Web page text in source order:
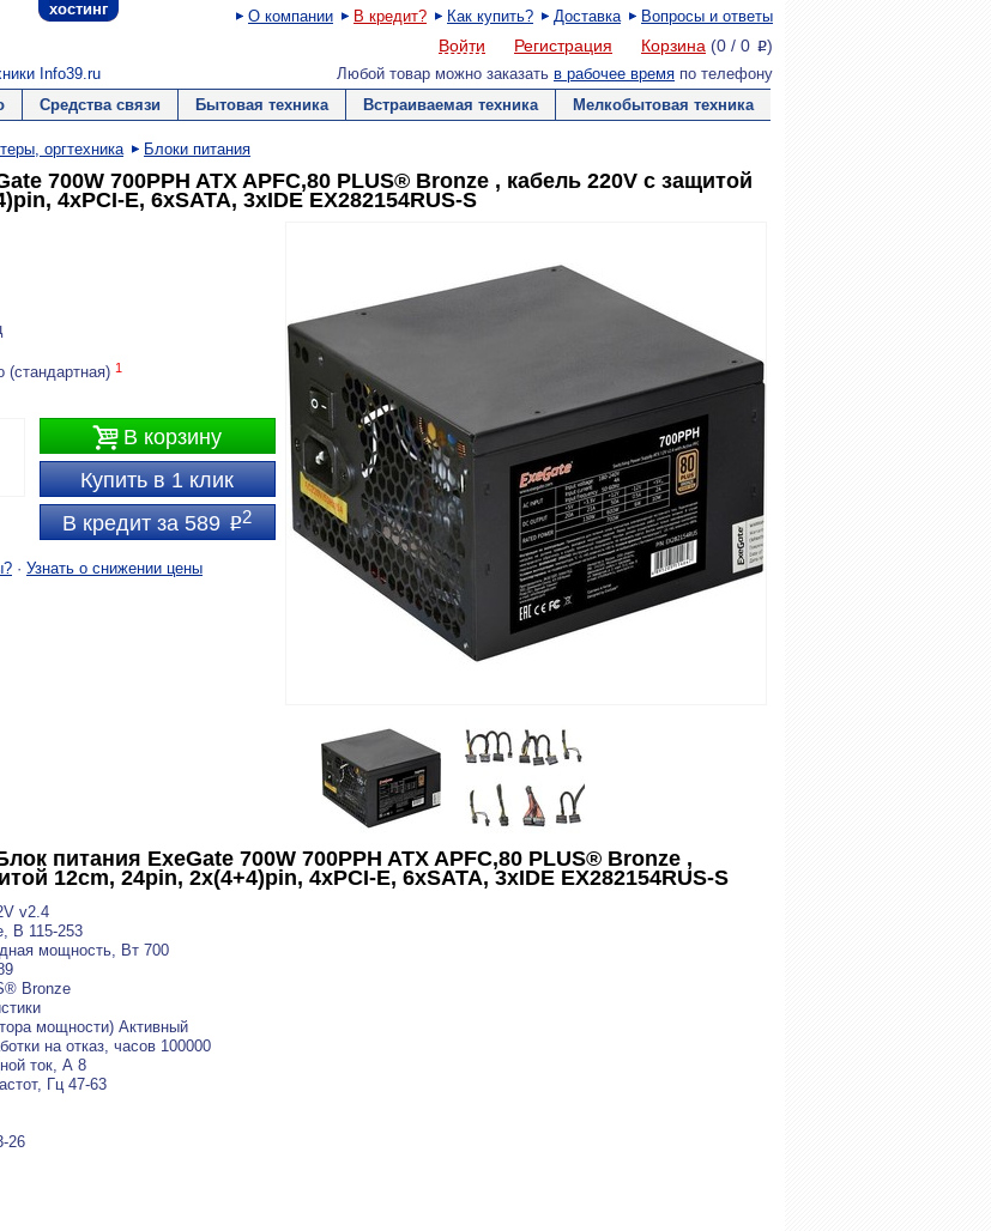
хостинг О компании В кредит? Как купить? Доставка Вопросы и ответы
Войти Регистрация Корзина (0 / 0 P)
Info39.ru Любой товар можно заказать в рабочее время по телефону
Средства связи Бытовая техника Встраиваемая техника Мелкобытовая техника
оргтехника Блоки питания
700W 700PPH ATX APFC,80 PLUS® Bronze , кабель 220V с защитой
4xPCI-E, 6xSATA, 3xIDE EX282154RUS-S
(стандартная) 1
В корзину
Купить в 1 клик
В кредит за 589P2
· Узнать о снижении цены
питания ExeGate 700W 700PPH ATX APFC,80 PLUS® Bronze ,
12cm, 24pin, 2x(4+4)pin, 4xPCI-E, 6xSATA, 3xIDE EX282154RUS-S
v2.4
В 115-253
мощность, Вт 700
Bronze
мощности) Активный
на отказ, часов 100000
ток, А 8
Гц 47-63
26